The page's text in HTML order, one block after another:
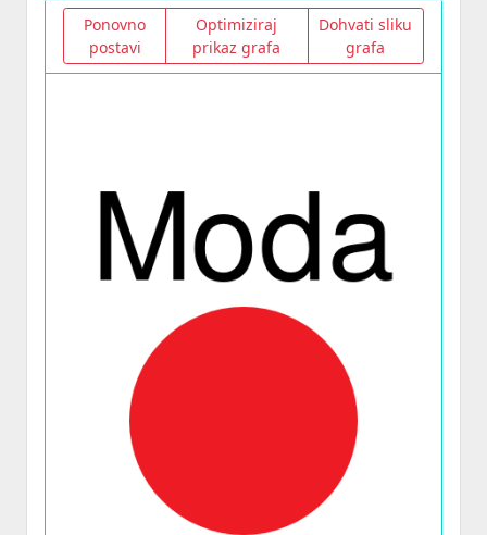
Ponovno
postavi
Optimiziraj
prikaz grafa
Dohvati sliku
grafa